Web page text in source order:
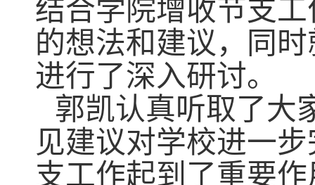
结合学院增收节支
的想法和建议，同
进行了深入研讨。
郭凯认真听取了大
见建议对学校进一
支工作起到了重要